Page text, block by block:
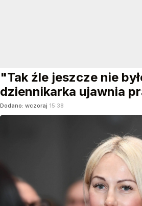
"Tak źle jeszcze nie
dziennikarka ujawnia
Dodano: wczoraj 15:38